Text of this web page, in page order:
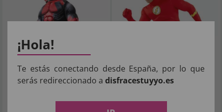
¡Hola!
Te estás conectando desde España, por lo que
serás redireccionado a disfracestuyyo.es